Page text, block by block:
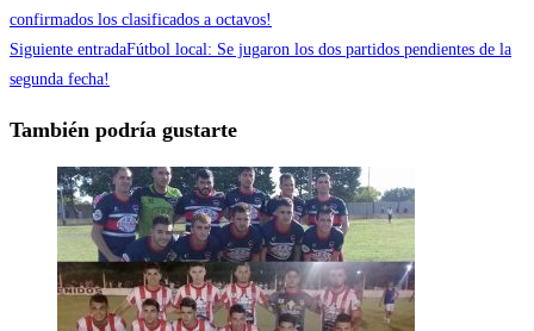
confirmados los clasificados a octavos!
Siguiente entradaFútbol local: Se jugaron los dos partidos pendientes de la
segunda fecha!
También podría gustarte